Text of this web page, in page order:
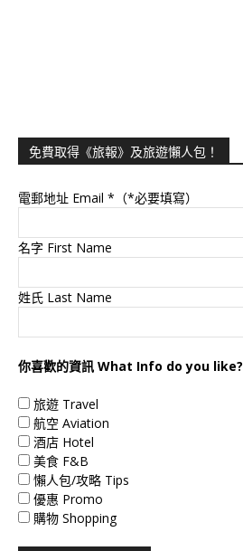
免費取得《旅報》及旅遊懶人包！
電郵地址 Email *（*必要填寫）
名字 First Name
姓氏 Last Name
你喜歡的資訊 What Info do you like?
旅遊 Travel
航空 Aviation
酒店 Hotel
美食 F&B
懶人包/攻略 Tips
優惠 Promo
購物 Shopping